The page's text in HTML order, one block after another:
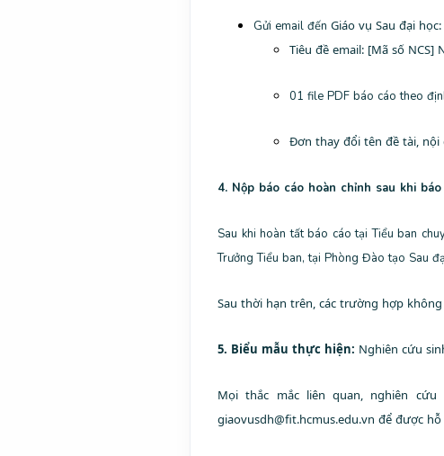
Gửi email đến Giáo vụ Sau đại
Tiêu đề email: [Mã số NCS]
01 file PDF báo cáo theo
Đơn thay đổi tên đề tài, nội
4. Nộp báo cáo hoàn chỉnh sau khi
Sau khi hoàn tất báo cáo tại Tiểu ban
Trưởng Tiểu ban, tại Phòng Đào tạo Sau
Sau thời hạn trên, các trường hợp
5. Biểu mẫu thực hiện: Nghiên cứu
Mọi thắc mắc liên quan, nghiên
giaovusdh@fit.hcmus.edu.vn để được